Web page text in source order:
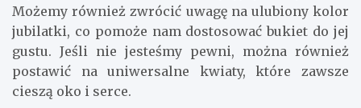
Możemy również zwrócić uwagę na ulubiony kolor
jubilatki, co pomoże nam dostosować bukiet do jej
gustu. Jeśli nie jesteśmy pewni, można również
postawić na uniwersalne kwiaty, które zawsze
cieszą oko i serce.